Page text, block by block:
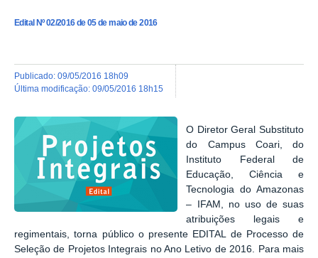
Edital Nº 02/2016 de 05 de maio de 2016
publicado: 09/05/2016 18h09
última modificação: 09/05/2016 18h15
O Diretor Geral Substituto
do Campus Coari, do
Instituto Federal de
Educação, Ciência e
Tecnologia do Amazonas
– IFAM, no uso de suas
atribuições legais e
regimentais, torna público o presente EDITAL de Processo de
Seleção de Projetos Integrais no Ano Letivo de 2016. Para mais